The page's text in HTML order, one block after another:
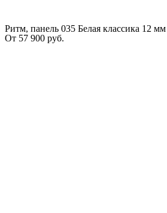
Ритм, панель 035 Белая классика 12 мм
От 57 900 руб.